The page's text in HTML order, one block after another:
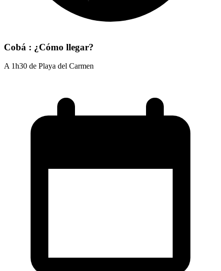
Cobá : ¿Cómo llegar?
A 1h30 de Playa del Carmen